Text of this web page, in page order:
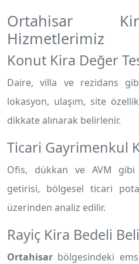
Ortahisar
Hizmetlerimiz
Konut Kira Değer
Daire, villa ve rezidans
lokasyon, ulaşım, site
dikkate alınarak belirlenir.
Ticari Gayrimenkul
Ofis, dükkan ve AVM gibi
getirisi, bölgesel ticari
üzerinden analiz edilir.
Rayiç Kira Bedeli
Ortahisar bölgesindeki